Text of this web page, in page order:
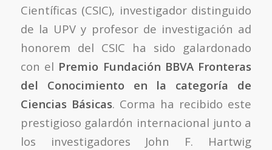
Científicas (CSIC), investigador distinguido
de la UPV y profesor de investigación ad
honorem del CSIC ha sido galardonado
con el Premio Fundación BBVA Fronteras
del Conocimiento en la categoría de
Ciencias Básicas. Corma ha recibido este
prestigioso galardón internacional junto a
los investigadores John F. Hartwig